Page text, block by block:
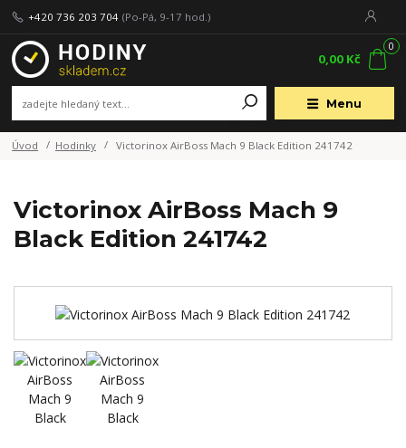
Menu
+420 736 203 704 (Po-Pá, 9-17 hod.)
0
0,00 Kč
Úvod Hodinky Victorinox AirBoss Mach 9 Black Edition 241742
Victorinox AirBoss Mach 9
Black Edition 241742